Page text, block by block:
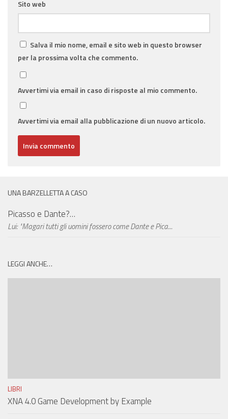
Sito web
Salva il mio nome, email e sito web in questo browser
per la prossima volta che commento.
Avvertimi via email in caso di risposte al mio commento.
Avvertimi via email alla pubblicazione di un nuovo articolo.
UNA BARZELLETTA A CASO
Picasso e Dante?…
Lui: "Magari tutti gli uomini fossero come Dante e Pica...
LEGGI ANCHE…
LIBRI
XNA 4.0 Game Development by Example